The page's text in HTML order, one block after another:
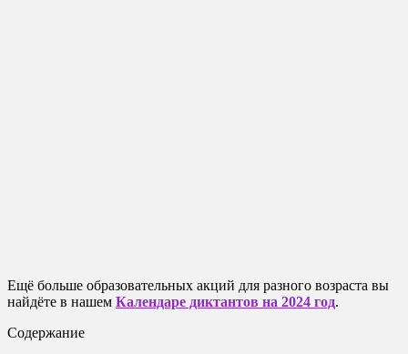
Ещё больше образовательных акций для разного возраста вы
найдёте в нашем Календаре диктантов на 2024 год.
Содержание